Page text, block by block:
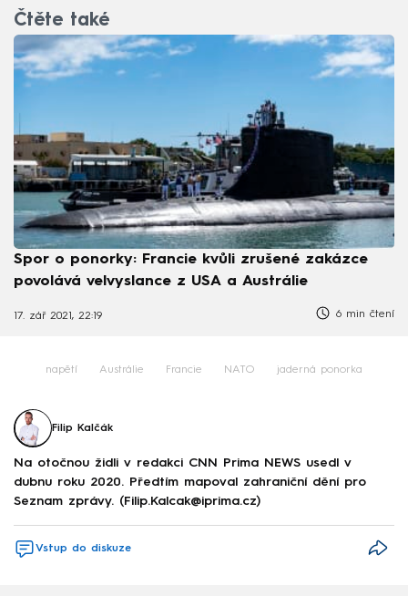
Čtěte také
Spor o ponorky: Francie kvůli zrušené zakázce
povolává velvyslance z USA a Austrálie
17. zář 2021, 22:19 6 min čtení
napětí Austrálie Francie NATO jaderná ponorka
Filip Kalčák
Na otočnou židli v redakci CNN Prima NEWS usedl v
dubnu roku 2020. Předtím mapoval zahraniční dění pro
Seznam zprávy. (Filip.Kalcak@iprima.cz)
Vstup do diskuze